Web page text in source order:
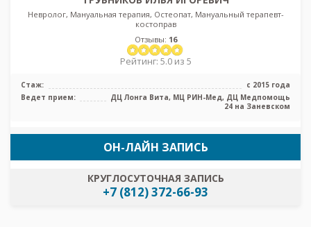
Невролог, Мануальная терапия, Остеопат, Мануальный терапевт-
костоправ
Отзывы: 16
Рейтинг: 5.0 из 5
Стаж:
с 2015 года
Ведет прием:
ДЦ Лонга Вита, МЦ РИН-Мед, ДЦ Медпомощь
24 на Заневском
ОН-ЛАЙН ЗАПИСЬ
КРУГЛОСУТОЧНАЯ ЗАПИСЬ
+7 (812) 372-66-93